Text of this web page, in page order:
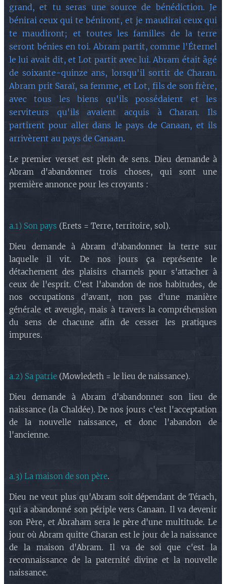
grand, et tu seras une source de bénédiction. Je
bénirai ceux qui te béniront, et je maudirai ceux qui
te maudiront; et toutes les familles de la terre
seront bénies en toi. Abram partit, comme l'Éternel
le lui avait dit, et Lot partit avec lui. Abram était âgé
de soixante-quinze ans, lorsqu'il sortit de Charan.
Abram prit Saraï, sa femme, et Lot, fils de son frère,
avec tous les biens qu'ils possédaient et les
serviteurs qu'ils avaient acquis à Charan. Ils
partirent pour aller dans le pays de Canaan, et ils
arrivèrent au pays de Canaan.
Le premier verset est plein de sens. Dieu demande à
Abram d'abandonner trois choses, qui sont une
première annonce pour les croyants :
a.1) Son pays (Erets = Terre, territoire, sol).
Dieu demande à Abram d'abandonner la terre sur
laquelle il vit. De nos jours ça représente le
détachement des plaisirs charnels pour s'attacher à
ceux de l'esprit. C'est l'abandon de nos habitudes, de
nos occupations d'avant, non pas d'une manière
générale et aveugle, mais à travers la compréhension
du sens de chacune afin de cesser les pratiques
impures.
a.2) Sa patrie (Mowledeth = le lieu de naissance).
Dieu demande à Abram d'abandonner son lieu de
naissance (la Chaldée). De nos jours c'est l'acceptation
de la nouvelle naissance, et donc l'abandon de
l'ancienne.
a.3) La maison de son père.
Dieu ne veut plus qu'Abram soit dépendant de Térach,
qui a abandonné son périple vers Canaan. Il va devenir
son Père, et Abraham sera le père d'une multitude. Le
jour où Abram quitte Charan est le jour de la naissance
de la maison d'Abram. Il va de soi que c'est la
reconnaissance de la paternité divine et la nouvelle
naissance.